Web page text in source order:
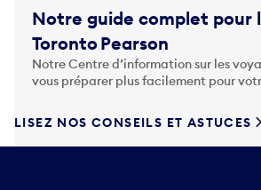
Notre guide complet pour
Toronto Pearson
Notre Centre d’information sur les
vous préparer plus facilement pour
LISEZ NOS CONSEILS ET ASTUCES